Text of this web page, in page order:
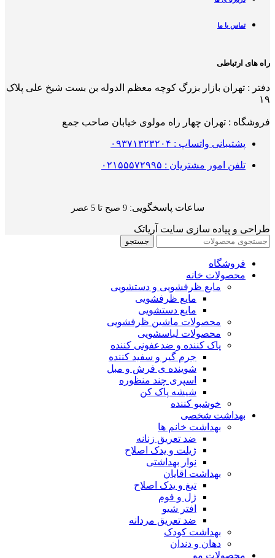
تماس با ما
راه های ارتباطی
دفتر : تهران بازار بزرگ کوچه معظم الدوله بن بست شیخ علی پلاک
۱۹
فروشگاه : تهران چهار راه مولوی خیابان صاحب جمع
پشتیبانی واتساپ : ۰۹۳۷۱۳۲۳۲۰۴
تلفن امور مشتریان : ۰۲۱۵۵۵۷۲۹۹۵
ساعات پاسخگویی: 9 صبح تا 5 عصر
طراحی و پیاده سازی سایت آریاتک
جستجو
فروشگاه
محصولات خانه
مایع ظرفشویی و دستشویی
مایع ظرفشویی
مایع دستشویی
محصولات ماشین ظرفشویی
محصولات لباسشویی
پاک کننده و ضدعفونی کننده
جرم گیر و سفید کننده
شوینده ی فرش و مبل
اسپری چند منظوره
شیشه پاک کن
خوشبو کننده
بهداشت شخصی
بهداشت خانم ها
ضد تعریق زنانه
ژیلت و یدک اصلاح
نوار بهداشتی
بهداشت اقایان
تیغ و یدک اصلاح
ژل و فوم
افتر شیو
ضد تعریق مردانه
بهداشت کودک
دهان و دندان
محصولات مو